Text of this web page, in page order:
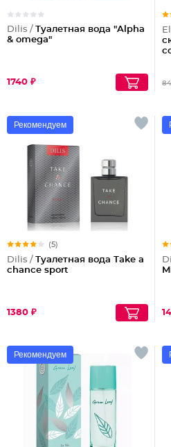
Dilis / Туалетная вода "Alpha
& omega"
1740 ₽
Рекомендуем
(5)
Dilis / Туалетная вода Take a
chance sport
1380 ₽
Рекомендуем